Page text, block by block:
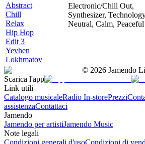
Abstract
Chill
Relax
Hip Hop
Edit 3
Yevhen
Lokhmatov
Electronic/Chill Out,
Synthesizer,
Neutral, Calm, Peaceful
© 2026 Jamendo
Scarica l'app
Link utili
Catalogo musicaleRadio In-storePrezzi
assistenzaContattaci
Jamendo
Jamendo per artistiJamendo Music
Note legali
Condizioni generali d'usoCondizioni di